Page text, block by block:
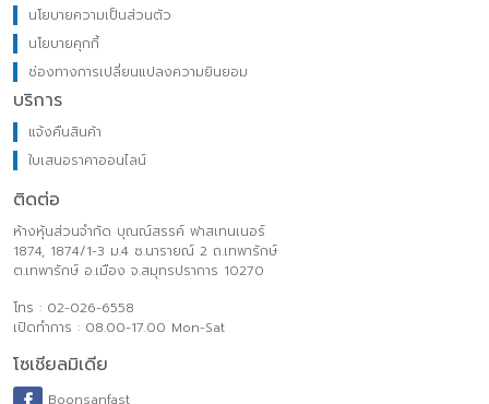
นโยบายความเป็นส่วนตัว
นโยบายคุกกี้
ช่องทางการเปลี่ยนแปลงความยินยอม
บริการ
แจ้งคืนสินค้า
ใบเสนอราคาออนไลน์
ติดต่อ
ห้างหุ้นส่วนจำกัด บุณณ์สรรค์ ฟาสเทนเนอร์
1874, 1874/1-3 ม.4 ซ.นารายณ์ 2 ถ.เทพารักษ์
ต.เทพารักษ์ อ.เมือง จ.สมุทรปราการ 10270
โทร : 02-026-6558
เปิดทำการ : 08.00-17.00 Mon-Sat
โซเชียลมิเดีย